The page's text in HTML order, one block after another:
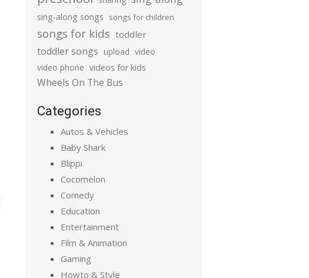
sing-along songs songs for children
songs for kids toddler
toddler songs upload video
video phone videos for kids
Wheels On The Bus
Categories
Autos & Vehicles
Baby Shark
Blippi
Cocomelon
Comedy
Education
Entertainment
Film & Animation
Gaming
Howto & Style